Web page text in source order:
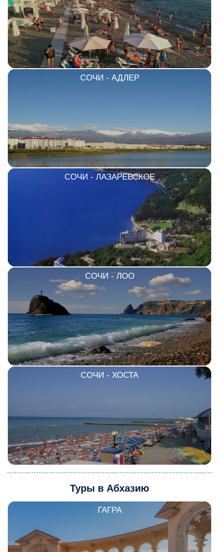
СОЧИ - АДЛЕР
СОЧИ - ЛАЗАРЕВСКОЕ
СОЧИ - ЛОО
СОЧИ - ХОСТА
Туры в Абхазию
ГАГРА